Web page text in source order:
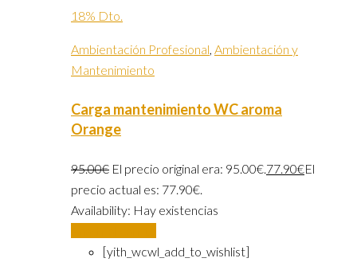
18% Dto.
Ambientación Profesional, Ambientación y
Mantenimiento
Carga mantenimiento WC aroma
Orange
95.00€ El precio original era: 95.00€.77.90€El
precio actual es: 77.90€.
Availability: Hay existencias
[yith_wcwl_add_to_wishlist]